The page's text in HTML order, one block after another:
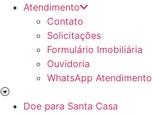
Atendimento
Contato
Solicitações
Formulário Imobiliária
Ouvidoria
WhatsApp Atendimento
Doe para Santa Casa